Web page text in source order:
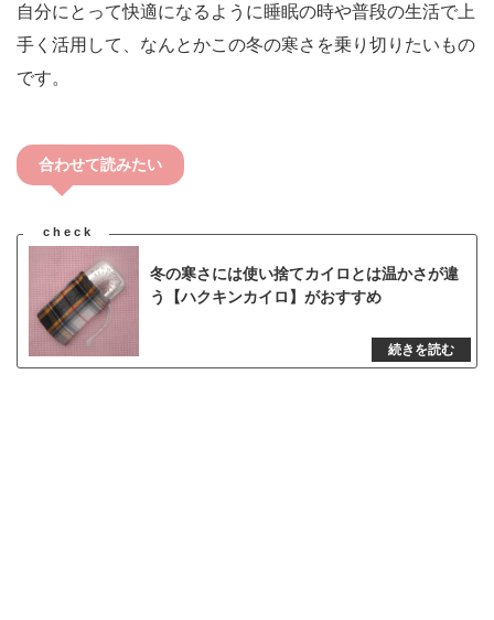
自分にとって快適になるように睡眠の時や普段の生活で上
手く活用して、なんとかこの冬の寒さを乗り切りたいもの
です。
合わせて読みたい
冬の寒さには使い捨てカイロとは温かさが違
う【ハクキンカイロ】がおすすめ